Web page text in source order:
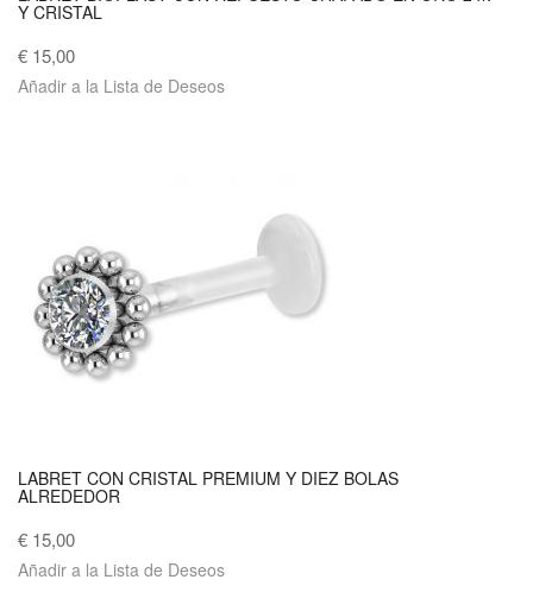
Y CRISTAL
€ 15,00
Añadir a la Lista de Deseos
LABRET CON CRISTAL PREMIUM Y DIEZ BOLAS
ALREDEDOR
€ 15,00
Añadir a la Lista de Deseos